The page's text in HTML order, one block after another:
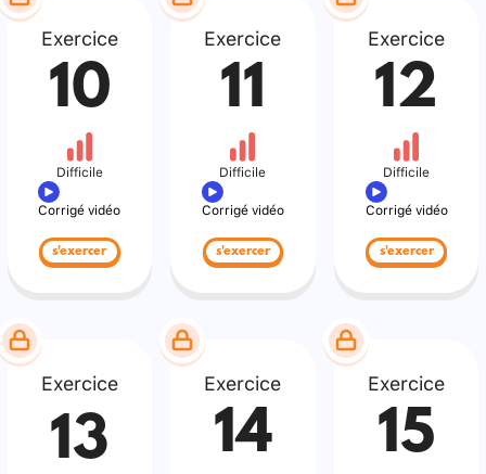
Exercice
10
Difficile
Corrigé vidéo
s'exercer
Exercice
11
Difficile
Corrigé vidéo
s'exercer
Exercice
12
Difficile
Corrigé vidéo
s'exercer
Exercice
13
Exercice
14
Exercice
15